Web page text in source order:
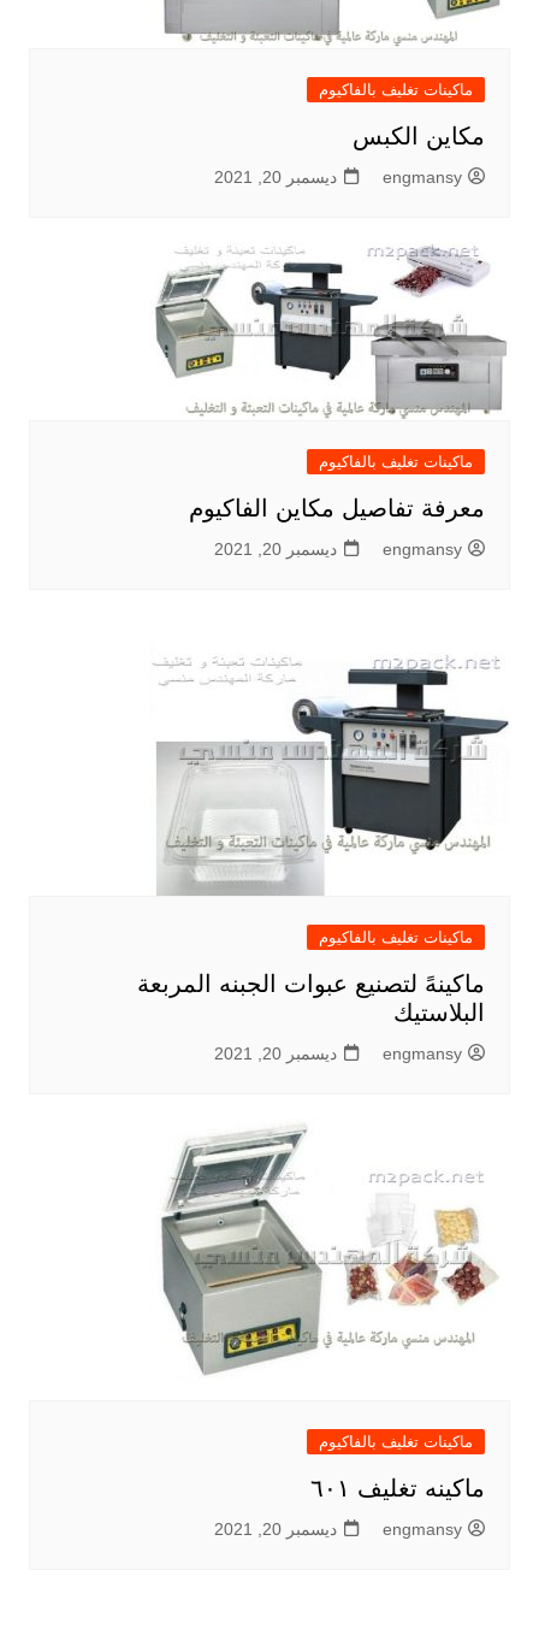
ماكينات تغليف بالفاكيوم
مكاين الكبس
engmansy ديسمبر 20, 2021
ماكينات تغليف بالفاكيوم
معرفة تفاصيل مكاين الفاكيوم
engmansy ديسمبر 20, 2021
ماكينات تغليف بالفاكيوم
ماكينهً لتصنيع عبوات الجبنه المربعة
البلاستيك
engmansy ديسمبر 20, 2021
ماكينات تغليف بالفاكيوم
ماكينه تغليف ٦٠١
engmansy ديسمبر 20, 2021